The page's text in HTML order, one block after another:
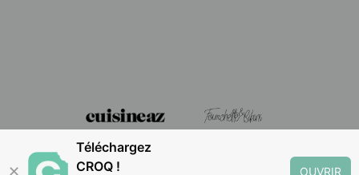
✕
Téléchargez
CROQ !
OUVRIR